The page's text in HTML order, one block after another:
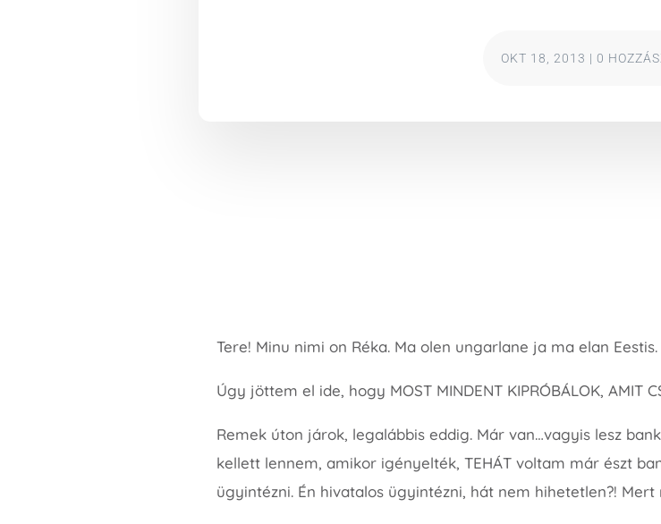
OKT 18, 2013 | 0
Tere! Minu nimi on Réka. Ma olen ungarlane ja ma elan
Úgy jöttem el ide, hogy MOST MINDENT KIPRÓBÁLOK, AMIT
Remek úton járok, legalábbis eddig. Már van…vagyis lesz
kellett lennem, amikor igényelték, TEHÁT voltam már észt
ügyintézni. Én hivatalos ügyintézni, hát nem hihetetlen?! Mert